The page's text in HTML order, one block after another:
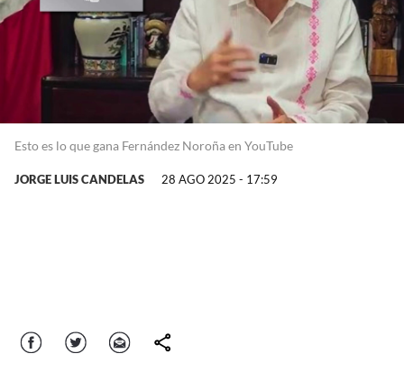
Esto es lo que gana Fernández Noroña en YouTube
JORGE LUIS CANDELAS 28 AGO 2025 - 17:59
Facebook Twitter Correo comparte